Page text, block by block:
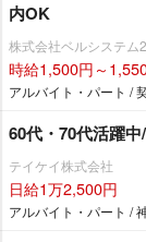
内OK
株式会社ベルシステム
時給1,500円～
アルバイト・パート /
60代・70代活躍
テイケイ株式会社
日給1万2,500円
アルバイト・パート /